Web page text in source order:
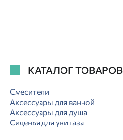
КАТАЛОГ ТОВАРОВ
Смесители
Аксессуары для ванной
Аксессуары для душа
Сиденья для унитаза